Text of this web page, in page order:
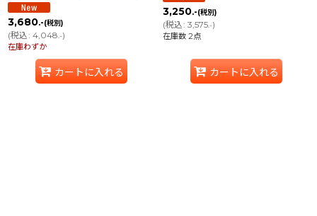
3,680.-(税別)
(税込: 4,048.-)
在庫わずか
カートに入れる
3,250.-(税別)
(税込: 3,575.-)
在庫数 2点
カートに入れる